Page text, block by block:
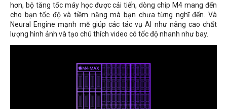
hơn, bộ tăng tốc máy học được cải tiến, dòng chip M4 mang đến
cho bạn tốc độ và tiềm năng mà bạn chưa từng nghĩ đến. Và
Neural Engine mạnh mẽ giúp các tác vụ AI như nâng cao chất
lượng hình ảnh và tạo chú thích video có tốc độ nhanh như bay.